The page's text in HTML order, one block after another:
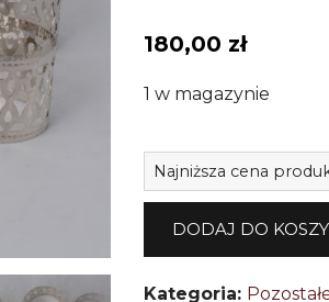
180,00 zł
1 w magazynie
Najniższa cena
DODAJ DO
Kategoria: